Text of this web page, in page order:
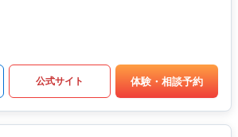
公式サイト 体験・相談予約